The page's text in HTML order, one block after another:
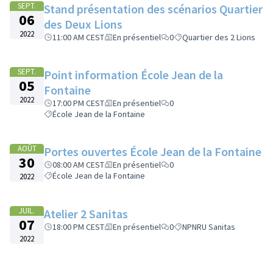
SEPT.
06
2022
Stand présentation des scénarios Quartier
des Deux Lions
11:00 AM CEST En présentiel 0 Quartier des 2 Lions
SEPT.
05
2022
Point information École Jean de la
Fontaine
17:00 PM CEST En présentiel
0
École Jean de la Fontaine
AOÛT
30
2022
Portes ouvertes École Jean de la Fontaine
08:00 AM CEST En présentiel
0
École Jean de la Fontaine
JUIL.
07
2022
Atelier 2 Sanitas
18:00 PM CEST En présentiel 0 NPNRU Sanitas